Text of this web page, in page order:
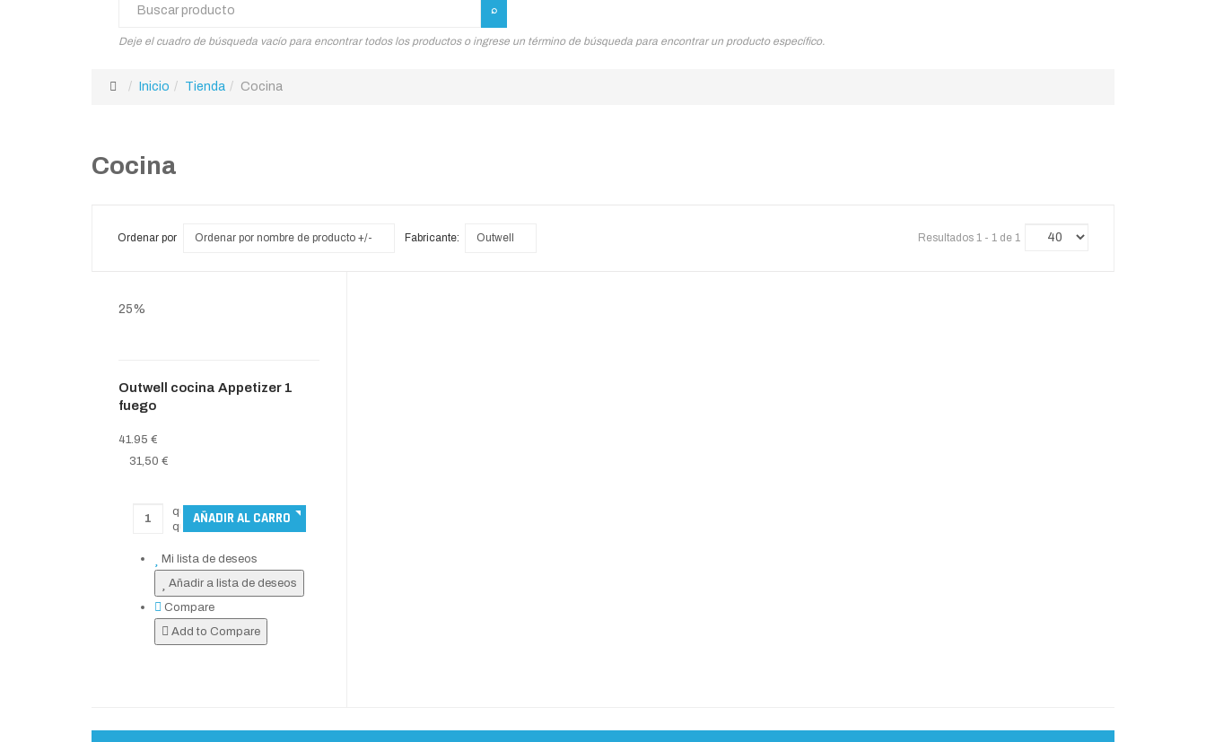
Deje el cuadro de búsqueda vacío para encontrar todos los productos o ingrese un término de búsqueda para encontrar un producto específico.
Inicio Tienda Cocina
Cocina
Ordenar por Ordenar por nombre de producto +/- Fabricante: Outwell Resultados 1 - 1 de 1
25%
Outwell cocina Appetizer 1
fuego
41.95 €
31,50 €
Mi lista de deseos
Añadir a lista de deseos
Compare
Add to Compare